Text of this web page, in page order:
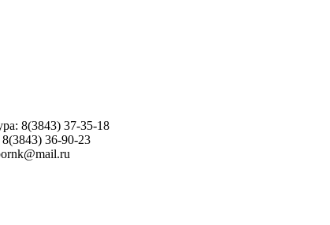
8(3843) 37-35-18
8(3843) 36-90-23